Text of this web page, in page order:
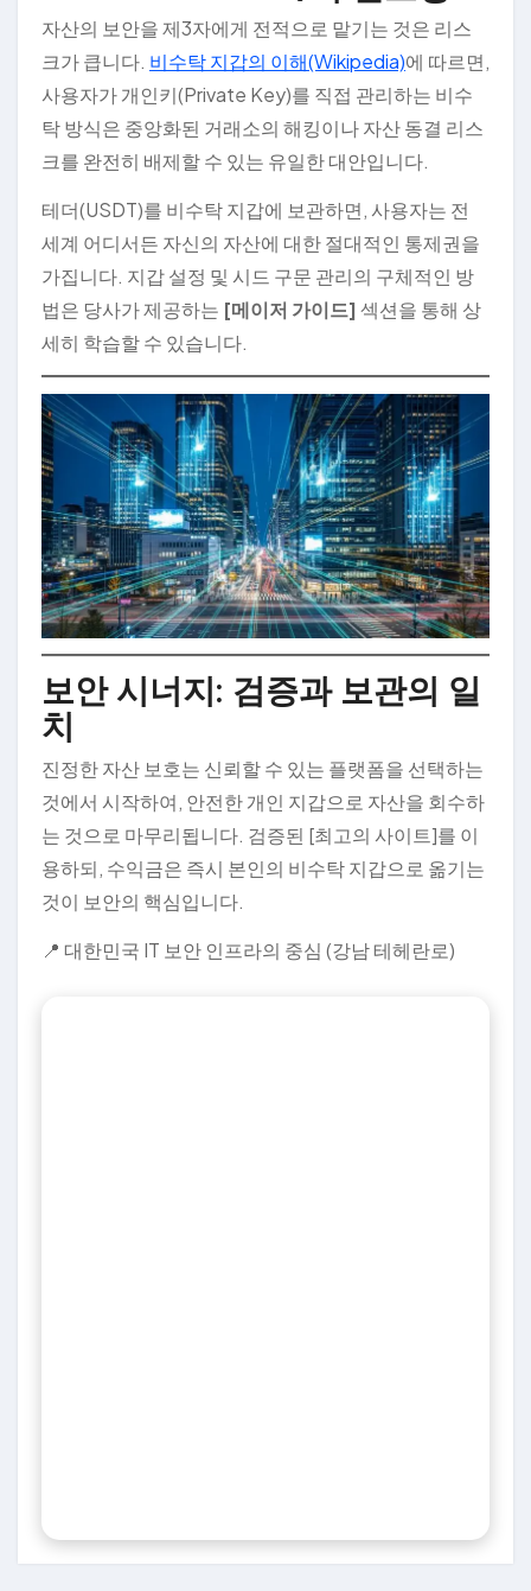
자산의 보안을 제3자에게 전적으로 맡기는 것은 리스
크가 큽니다. 비수탁 지갑의 이해(Wikipedia)에 따르면,
사용자가 개인키(Private Key)를 직접 관리하는 비수
탁 방식은 중앙화된 거래소의 해킹이나 자산 동결 리스
크를 완전히 배제할 수 있는 유일한 대안입니다.
테더(USDT)를 비수탁 지갑에 보관하면, 사용자는 전
세계 어디서든 자신의 자산에 대한 절대적인 통제권을
가집니다. 지갑 설정 및 시드 구문 관리의 구체적인 방
법은 당사가 제공하는 [메이저 가이드]섹션을 통해 상
세히 학습할 수 있습니다.
보안 시너지: 검증과 보관의 일
치
진정한 자산 보호는 신뢰할 수 있는 플랫폼을 선택하는
것에서 시작하여, 안전한 개인 지갑으로 자산을 회수하
는 것으로 마무리됩니다. 검증된 [최고의 사이트]를 이
용하되, 수익금은 즉시 본인의 비수탁 지갑으로 옮기는
것이 보안의 핵심입니다.
📍 대한민국 IT 보안 인프라의 중심 (강남 테헤란로)